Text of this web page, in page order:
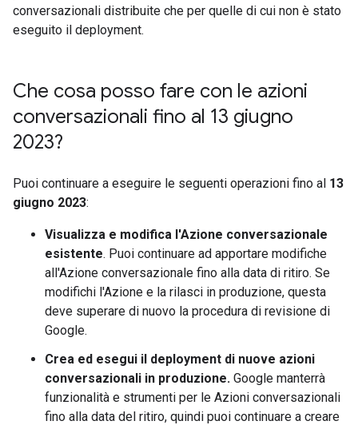
conversazionali distribuite che per quelle di cui non è stato
eseguito il deployment.
Che cosa posso fare con le azioni
conversazionali fino al 13 giugno
2023?
Puoi continuare a eseguire le seguenti operazioni fino al 13
giugno 2023:
Visualizza e modifica l'Azione conversazionale
esistente. Puoi continuare ad apportare modifiche
all'Azione conversazionale fino alla data di ritiro. Se
modifichi l'Azione e la rilasci in produzione, questa
deve superare di nuovo la procedura di revisione di
Google.
Crea ed esegui il deployment di nuove azioni
conversazionali in produzione. Google manterrà
funzionalità e strumenti per le Azioni conversazionali
fino alla data del ritiro, quindi puoi continuare a creare